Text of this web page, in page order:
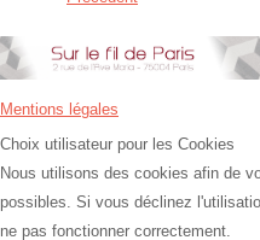
Mentions légales
Choix utilisateur pour les Cookies
Nous utilisons des cookies afin de
possibles. Si vous déclinez
ne pas fonctionner correctement.